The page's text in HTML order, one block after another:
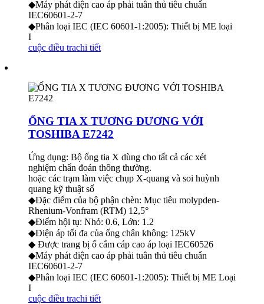
◆Máy phát điện cao áp phải tuân thủ tiêu chuẩn
IEC60601-2-7
◆Phân loại IEC (IEC 60601-1:2005): Thiết bị ME loại
I
cuộc điều trachi tiết
ỐNG TIA X TƯƠNG ĐƯƠNG VỚI
TOSHIBA E7242
Ứng dụng: Bộ ống tia X dùng cho tất cả các xét
nghiệm chẩn đoán thông thường.
hoặc các trạm làm việc chụp X-quang và soi huỳnh
quang kỹ thuật số
◆Đặc điểm của bộ phận chèn: Mục tiêu molypden-
Rhenium-Vonfram (RTM) 12,5°
◆Điểm hội tụ: Nhỏ: 0.6, Lớn: 1.2
◆Điện áp tối đa của ống chân không: 125kV
◆ Được trang bị ổ cắm cáp cao áp loại IEC60526
◆Máy phát điện cao áp phải tuân thủ tiêu chuẩn
IEC60601-2-7
◆Phân loại IEC (IEC 60601-1:2005): Thiết bị ME Loại
I
cuộc điều trachi tiết